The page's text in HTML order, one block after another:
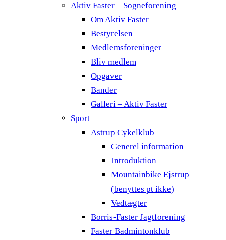
Aktiv Faster – Sogneforening
Om Aktiv Faster
Bestyrelsen
Medlemsforeninger
Bliv medlem
Opgaver
Bander
Galleri – Aktiv Faster
Sport
Astrup Cykelklub
Generel information
Introduktion
Mountainbike Ejstrup
(benyttes pt ikke)
Vedtægter
Borris-Faster Jagtforening
Faster Badmintonklub